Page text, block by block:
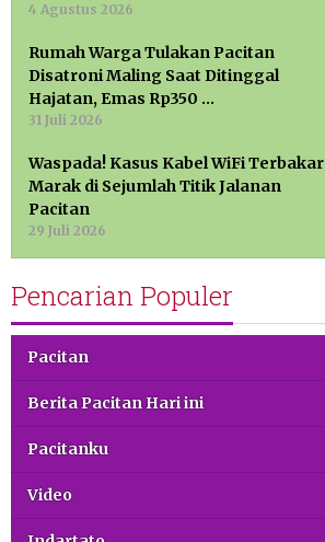
4 Agustus 2026
Rumah Warga Tulakan Pacitan
Disatroni Maling Saat Ditinggal
Hajatan, Emas Rp350 …
31 Juli 2026
Waspada! Kasus Kabel WiFi Terbakar
Marak di Sejumlah Titik Jalanan
Pacitan
29 Juli 2026
Pencarian Populer
Pacitan
Berita Pacitan Hari ini
Pacitanku
Video